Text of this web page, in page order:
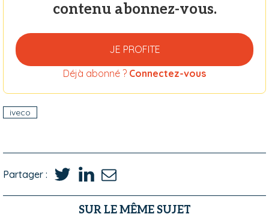
contenu abonnez-vous.
JE PROFITE
Déjà abonné ? Connectez-vous
iveco
Partager :
SUR LE MÊME SUJET